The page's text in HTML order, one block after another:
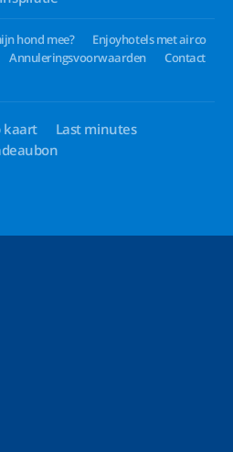
hond mee?
Enjoyhotels met airco
Annuleringsvoorwaarden
Contact
kaart
Last minutes